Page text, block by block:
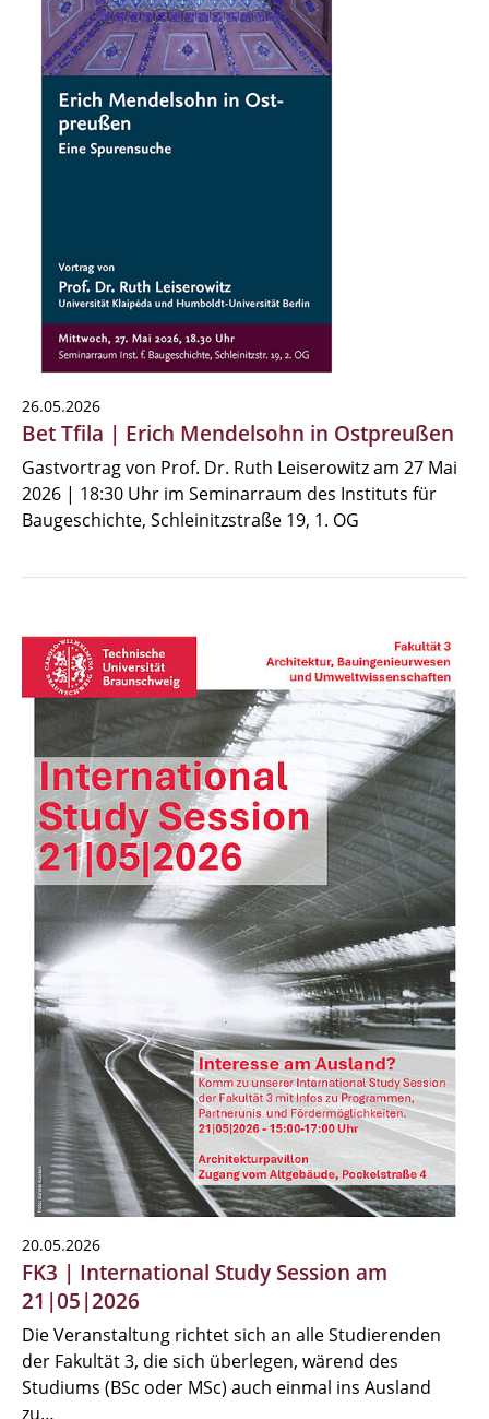
26.05.2026
Bet Tfila | Erich Mendelsohn in Ostpreußen
Gastvortrag von Prof. Dr. Ruth Leiserowitz am 27 Mai
2026 | 18:30 Uhr im Seminarraum des Instituts für
Baugeschichte, Schleinitzstraße 19, 1. OG
20.05.2026
FK3 | International Study Session am
21|05|2026
Die Veranstaltung richtet sich an alle Studierenden
der Fakultät 3, die sich überlegen, wärend des
Studiums (BSc oder MSc) auch einmal ins Ausland
zu…